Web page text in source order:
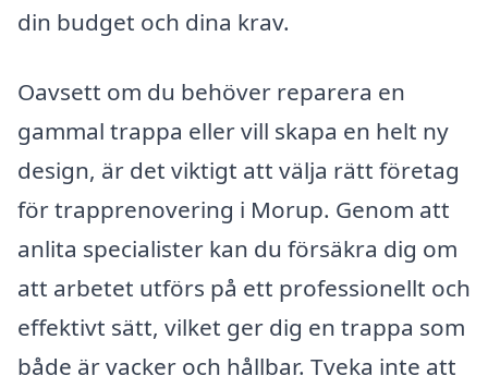
din budget och dina krav.
Oavsett om du behöver reparera en
gammal trappa eller vill skapa en helt ny
design, är det viktigt att välja rätt företag
för trapprenovering i Morup. Genom att
anlita specialister kan du försäkra dig om
att arbetet utförs på ett professionellt och
effektivt sätt, vilket ger dig en trappa som
både är vacker och hållbar. Tveka inte att